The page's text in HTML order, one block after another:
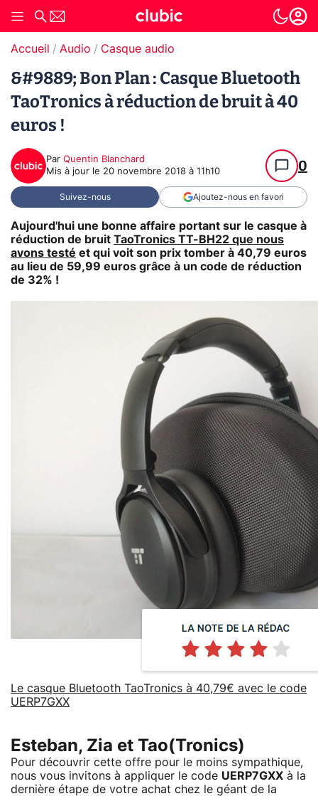
Accueil Audio Casque audio
&#9889; Bon Plan : Casque Bluetooth
TaoTronics à réduction de bruit à 40
euros !
Par Quentin Blanchard
Mis à jour le 20 novembre 2018 à 11h10 0
Suivez-nous Ajoutez-nous en favori
Aujourd'hui une bonne affaire portant sur le casque à
réduction de bruit TaoTronics TT-BH22 que nous
avons testé et qui voit son prix tomber à 40,79 euros
au lieu de 59,99 euros grâce à un code de réduction
de 32% !
Le casque Bluetooth TaoTronics à 40,79€ avec le code
UERP7GXX
Esteban, Zia et Tao(Tronics)
Pour découvrir cette offre pour le moins sympathique,
nous vous invitons à appliquer le code UERP7GXX à la
dernière étape de votre achat chez le géant de la